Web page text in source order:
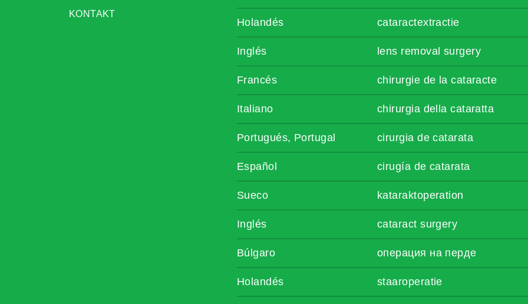
KONTAKT
Holandés cataractextractie
Inglés lens removal surgery
Francés chirurgie de la cataracte
Italiano chirurgia della cataratta
Portugués, Portugal cirurgia de catarata
Español cirugía de catarata
Sueco kataraktoperation
Inglés cataract surgery
Búlgaro операция на перде
Holandés staaroperatie